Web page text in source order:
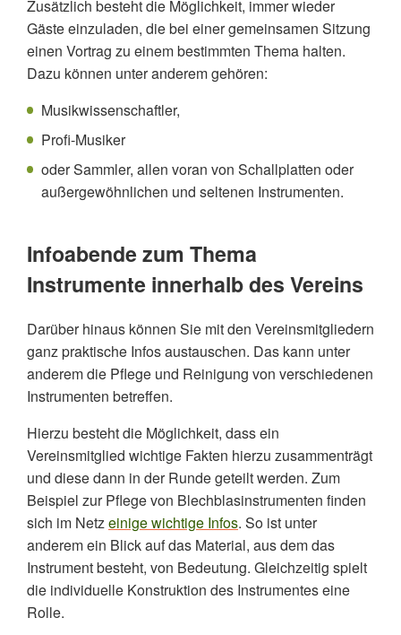
Zusätzlich besteht die Möglichkeit, immer wieder
Gäste einzuladen, die bei einer gemeinsamen Sitzung
einen Vortrag zu einem bestimmten Thema halten.
Dazu können unter anderem gehören:
Musikwissenschaftler,
Profi-Musiker
oder Sammler, allen voran von Schallplatten oder
außergewöhnlichen und seltenen Instrumenten.
Infoabende zum Thema
Instrumente innerhalb des Vereins
Darüber hinaus können Sie mit den Vereinsmitgliedern
ganz praktische Infos austauschen. Das kann unter
anderem die Pflege und Reinigung von verschiedenen
Instrumenten betreffen.
Hierzu besteht die Möglichkeit, dass ein
Vereinsmitglied wichtige Fakten hierzu zusammenträgt
und diese dann in der Runde geteilt werden. Zum
Beispiel zur Pflege von Blechblasinstrumenten finden
sich im Netzeinige wichtige Infos. So ist unter
anderem ein Blick auf das Material, aus dem das
Instrument besteht, von Bedeutung. Gleichzeitig spielt
die individuelle Konstruktion des Instrumentes eine
Rolle.